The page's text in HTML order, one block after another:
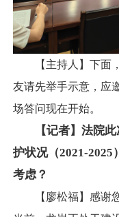
【主持人】下面，
友请先举手示意，应
场答问现在开始。
【记者】法院
护状况（2021-2025
考虑？
【廖松福】感谢您